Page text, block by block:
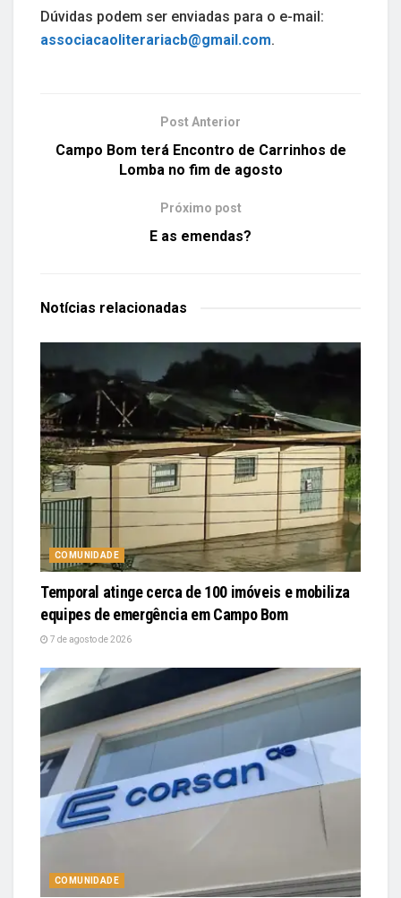
Dúvidas podem ser enviadas para o e-mail:
associacaoliterariacb@gmail.com.
Post Anterior
Campo Bom terá Encontro de Carrinhos de
Lomba no fim de agosto
Próximo post
E as emendas?
Notícias relacionadas
COMUNIDADE
Temporal atinge cerca de 100 imóveis e mobiliza
equipes de emergência em Campo Bom
7 de agosto de 2026
COMUNIDADE